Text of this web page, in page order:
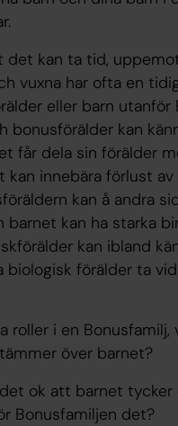
det kan ta tid,
vuxna har ofta en
eller barn utanför
bonusförälder kan
får dela sin förälder
kan innebära förlust
kan å andra
kan ha starka
kan ibland
förälder ta
roller i en Bonusfamilj,
över barnet?
ok att barnet tycker
Bonusfamiljen det?